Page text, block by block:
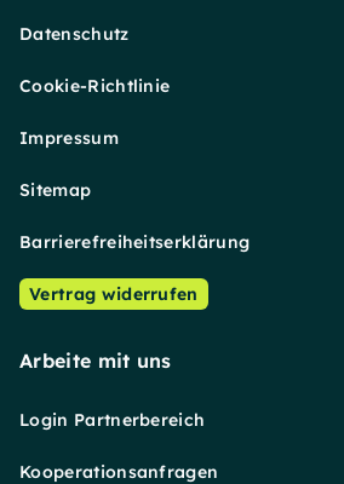
Datenschutz
Cookie-Richtlinie
Impressum
Sitemap
Barrierefreiheitserklärung
Vertrag widerrufen
Arbeite mit uns
Login Partnerbereich
Kooperationsanfragen